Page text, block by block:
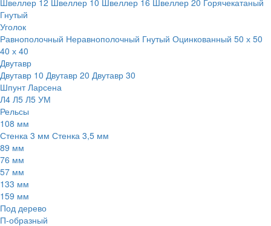
Гнутый
Уголок
Равнополочный Неравнополочный Гнутый Оцинкованный 50 х 50
40 х 40
Двутавр
Двутавр 10 Двутавр 20 Двутавр 30
Шпунт Ларсена
Л4 Л5 Л5 УМ
Рельсы
108 мм
Стенка 3 мм Стенка 3,5 мм
89 мм
76 мм
57 мм
133 мм
159 мм
Под дерево
П-образный